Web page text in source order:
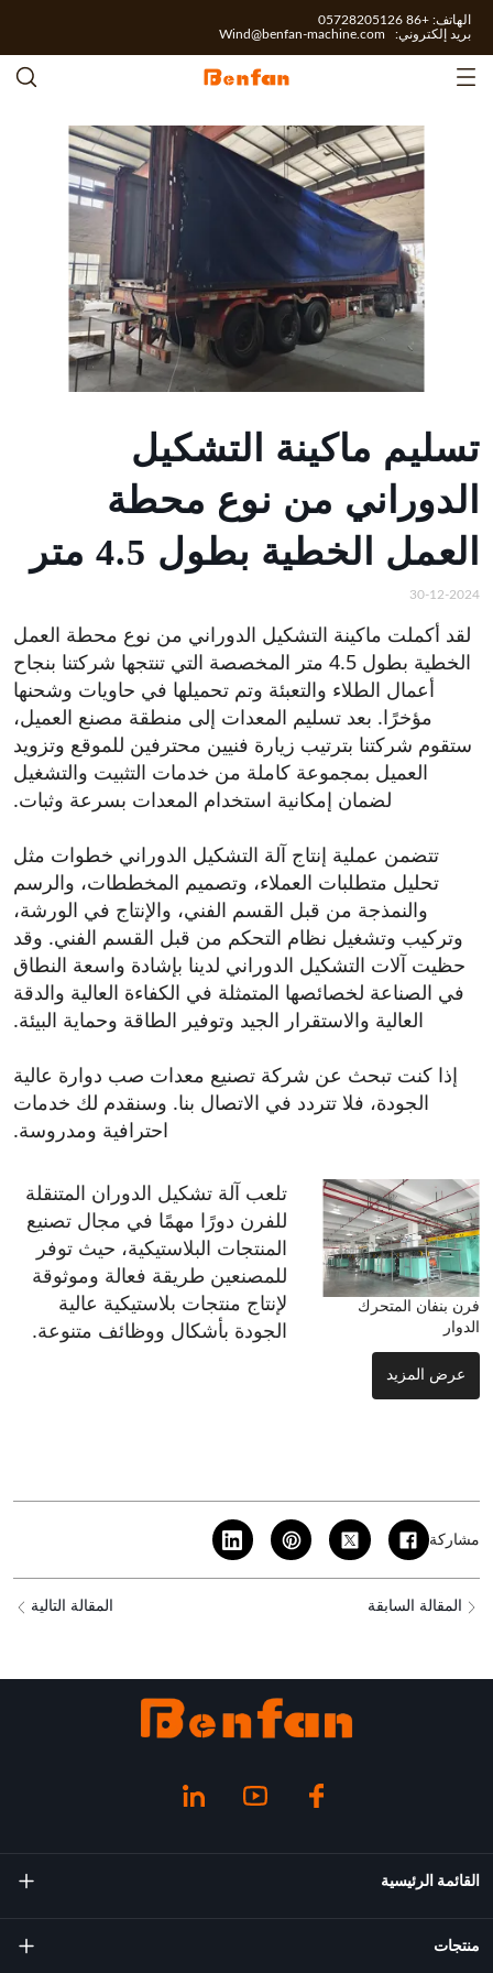
الهاتف: +86 05728205126
بريد إلكتروني: Wind@benfan-machine.com
تسليم ماكينة التشكيل
الدوراني من نوع محطة
العمل الخطية بطول 4.5 متر
30-12-2024
لقد أكملت ماكينة التشكيل الدوراني من نوع محطة العمل
الخطية بطول 4.5 متر المخصصة التي تنتجها شركتنا بنجاح
أعمال الطلاء والتعبئة وتم تحميلها في حاويات وشحنها
مؤخرًا. بعد تسليم المعدات إلى منطقة مصنع العميل،
ستقوم شركتنا بترتيب زيارة فنيين محترفين للموقع وتزويد
العميل بمجموعة كاملة من خدمات التثبيت والتشغيل
لضمان إمكانية استخدام المعدات بسرعة وثبات.
تتضمن عملية إنتاج آلة التشكيل الدوراني خطوات مثل
تحليل متطلبات العملاء، وتصميم المخططات، والرسم
والنمذجة من قبل القسم الفني، والإنتاج في الورشة،
وتركيب وتشغيل نظام التحكم من قبل القسم الفني. وقد
حظيت آلات التشكيل الدوراني لدينا بإشادة واسعة النطاق
في الصناعة لخصائصها المتمثلة في الكفاءة العالية والدقة
العالية والاستقرار الجيد وتوفير الطاقة وحماية البيئة.
إذا كنت تبحث عن شركة تصنيع معدات صب دوارة عالية
الجودة، فلا تتردد في الاتصال بنا. وسنقدم لك خدمات
احترافية ومدروسة.
فرن بنفان المتحرك
الدوار
عرض المزيد
تلعب آلة تشكيل الدوران المتنقلة
للفرن دورًا مهمًا في مجال تصنيع
المنتجات البلاستيكية، حيث توفر
للمصنعين طريقة فعالة وموثوقة
لإنتاج منتجات بلاستيكية عالية
الجودة بأشكال ووظائف متنوعة.
مشاركة
المقالة السابقة المقالة التالية
القائمة الرئيسية
معلومات عنا
منتجات